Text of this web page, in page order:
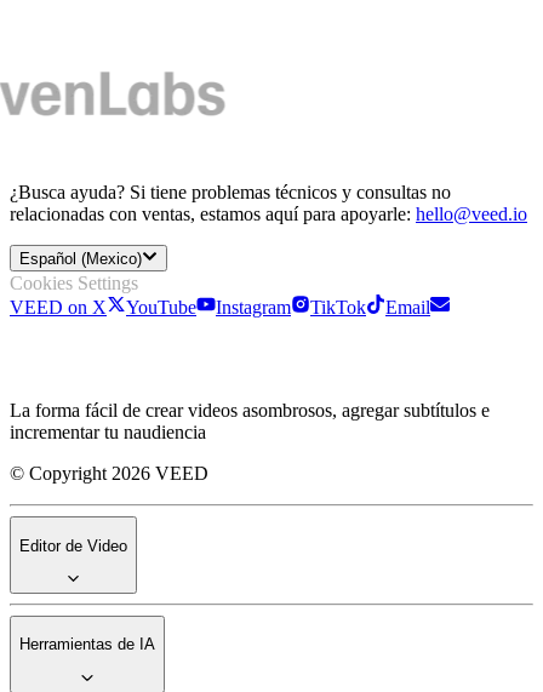
¿Busca ayuda? Si tiene problemas técnicos y consultas no
relacionadas con ventas, estamos aquí para apoyarle: hello@veed.io
Español (Mexico)
Cookies Settings
VEED on X
YouTube Instagram TikTok Email
La forma fácil de crear videos asombrosos, agregar subtítulos e
incrementar tu naudiencia
© Copyright 2026 VEED
Editor de Video
Herramientas de IA